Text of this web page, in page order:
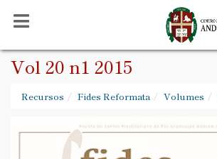
Vol 20 n1 2015
Recursos Fides Reformata Volumes